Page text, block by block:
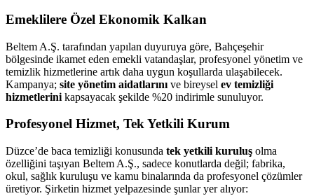
Emeklilere Özel Ekonomik Kalkan
Beltem A.Ş. tarafından yapılan duyuruya göre, Bahçeşehir
bölgesinde ikamet eden emekli vatandaşlar, profesyonel yönetim ve
temizlik hizmetlerine artık daha uygun koşullarda ulaşabilecek.
Kampanya; site yönetim aidatlarını ve bireysel ev temizliği
hizmetlerini kapsayacak şekilde %20 indirimle sunuluyor.
Profesyonel Hizmet, Tek Yetkili Kurum
Düzce’de baca temizliği konusunda tek yetkili kuruluş olma
özelliğini taşıyan Beltem A.Ş., sadece konutlarda değil; fabrika,
okul, sağlık kuruluşu ve kamu binalarında da profesyonel çözümler
üretiyor. Şirketin hizmet yelpazesinde şunlar yer alıyor: